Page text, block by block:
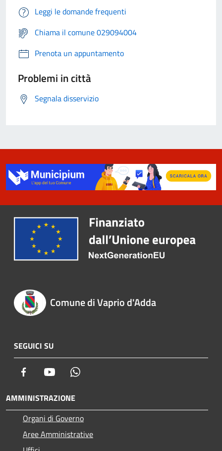
Leggi le domande frequenti
Chiama il comune 029094004
Prenota un appuntamento
Problemi in città
Segnala disservizio
Comune di Vaprio d'Adda
SEGUICI SU
Facebook Youtube
AMMINISTRAZIONE
Organi di Governo
Aree Amministrative